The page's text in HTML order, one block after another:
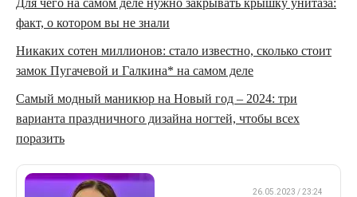
факт, о котором вы не знали
Никаких сотен миллионов: стало известно, сколько стоит
замок Пугачевой и Галкина* на самом деле
Самый модный маникюр на Новый год – 2024: три
варианта праздничного дизайна ногтей, чтобы всех
поразить
26.05.2023 / 23:24